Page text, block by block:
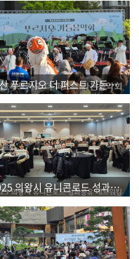
익산 푸르지오 더 퍼스트 가든음악회
2025 의왕시 유니콘로드 성과공유 네트워킹